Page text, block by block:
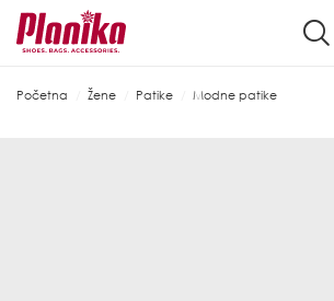
Početna Žene Patike Modne patike